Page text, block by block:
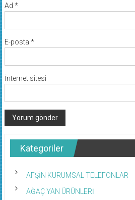
Ad *
E-posta *
İnternet sitesi
Kategoriler
AFŞİN KURUMSAL TELEFONLAR
AĞAÇ YAN ÜRÜNLERİ